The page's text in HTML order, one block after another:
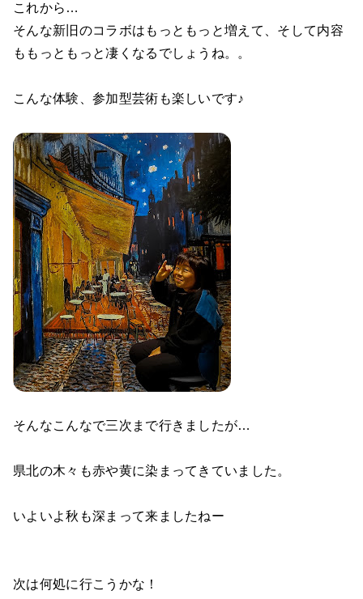
これから…
そんな新旧のコラボはもっともっと増えて、そして内容
ももっともっと凄くなるでしょうね。。
こんな体験、参加型芸術も楽しいです♪
そんなこんなで三次まで行きましたが…
県北の木々も赤や黄に染まってきていました。
いよいよ秋も深まって来ましたねー
次は何処に行こうかな！